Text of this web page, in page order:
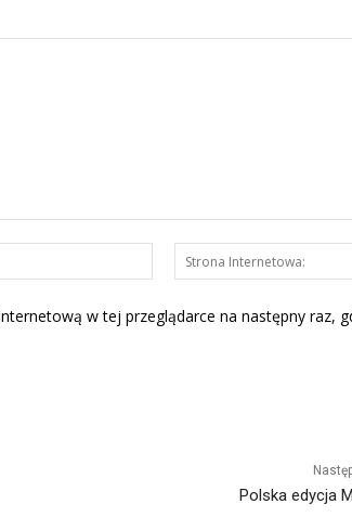
mail:*
w tej przeglądarce na następny raz,
Polska edycja